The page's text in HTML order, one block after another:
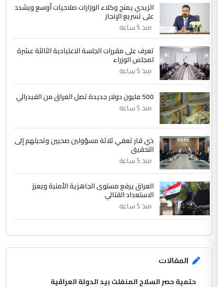
5 حيدر عاشور
التعليق : تحياتي لك استاذ حامدتركان. كلام
دقيق ومسؤول؛ فالاستثمار الحقيقي للإنسان
الموضوع :
بين الإهمال واغتصاب الأرض.. بلاد
الرافدين تعاني الجفاف والتصحر!!
الزيدي يمنح وكلاء الوزارات صلاحيات أوسع ويشدد
على تسريع الإنجاز
منذ 5 ساعة
تعرف على مقررات الجلسة الاعتيادية الثالثة عشرة
لمجلس الوزراء
منذ 5 ساعة
500 مليون دولار جديدة تصل العراق من الفيدرالي
منذ 5 ساعة
ذي قار تعفي ثلاثة مسؤولين صحيين وتحيلهم إلى
التحقيق
منذ 5 ساعة
العراق يرفع مستوى الجاهزية الأمنية ويعزز
الاستعداد القتالي
منذ 5 ساعة
المقالات
حتمية حصر السلاح المنفلت بيد الدولة العراقية